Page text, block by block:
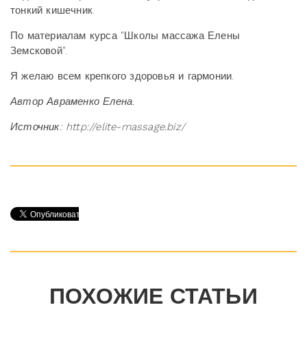
тонкий кишечник.
По материалам курса "Школы массажа Елены
Земсковой".
Я желаю всем крепкого здоровья и гармонии.
Автор Авраменко Елена.
Источник: http://elite-massage.biz/
ПОХОЖИЕ СТАТЬИ